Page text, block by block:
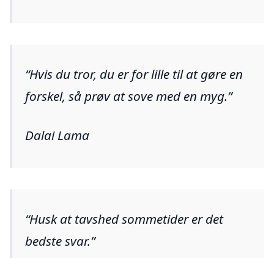
Hvis du tror, du er for lille til at gøre en
forskel, så prøv at sove med en myg.
Dalai Lama
Husk at tavshed sommetider er det
bedste svar.